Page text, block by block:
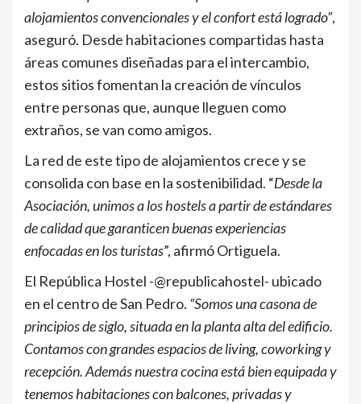
alojamientos convencionales y el confort está logrado”,
aseguró. Desde habitaciones compartidas hasta
áreas comunes diseñadas para el intercambio,
estos sitios fomentan la creación de vínculos
entre personas que, aunque lleguen como
extraños, se van como amigos.
La red de este tipo de alojamientos crece y se
consolida con base en la sostenibilidad. “Desde la
Asociación, unimos a los hostels a partir de estándares
de calidad que garanticen buenas experiencias
enfocadas en los turistas”, afirmó Ortiguela.
El República Hostel -@republicahostel- ubicado
en el centro de San Pedro. “Somos una casona de
principios de siglo, situada en la planta alta del edificio.
Contamos con grandes espacios de living, coworking y
recepción. Además nuestra cocina está bien equipada y
tenemos habitaciones con balcones, privadas y